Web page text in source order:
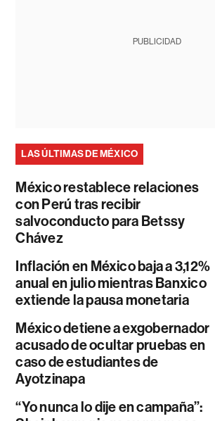
PUBLICIDAD
LAS ÚLTIMAS DE MÉXICO
México restablece relaciones
con Perú tras recibir
salvoconducto para Betssy
Chávez
Inflación en México baja a 3,12%
anual en julio mientras Banxico
extiende la pausa monetaria
México detiene a exgobernador
acusado de ocultar pruebas en
caso de estudiantes de
Ayotzinapa
“Yo nunca lo dije en campaña”: